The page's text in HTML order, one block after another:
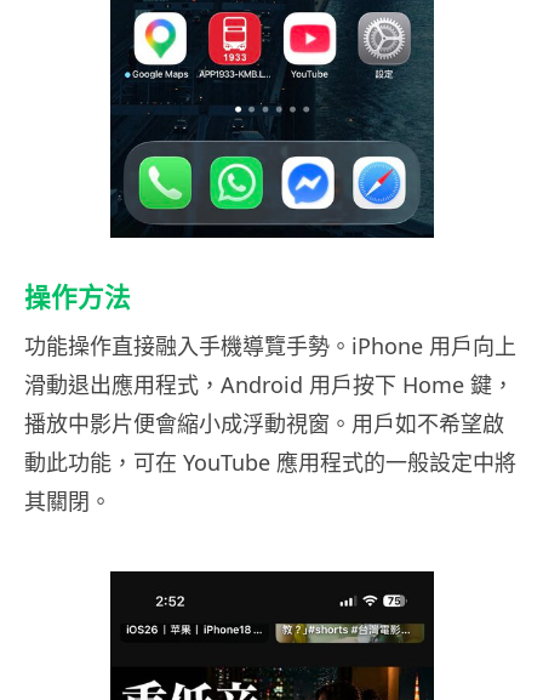
操作方法
功能操作直接融入手機導覽手勢。iPhone 用戶向上
滑動退出應用程式，Android 用戶按下 Home 鍵，
播放中影片便會縮小成浮動視窗。用戶如不希望啟
動此功能，可在 YouTube 應用程式的一般設定中將
其關閉。